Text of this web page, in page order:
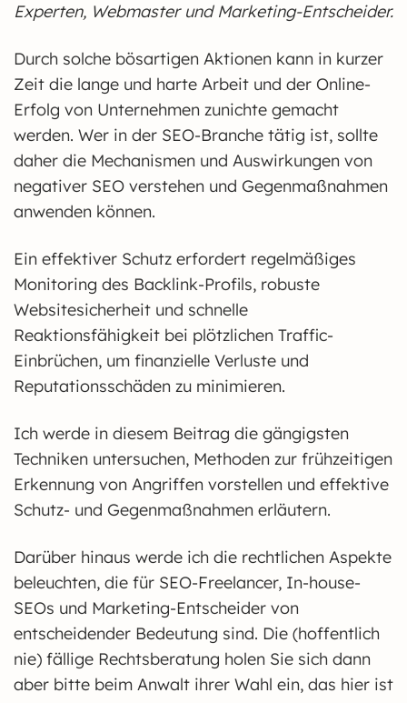
Experten, Webmaster und Marketing-Entscheider.
Durch solche bösartigen Aktionen kann in kurzer
Zeit die lange und harte Arbeit und der Online-
Erfolg von Unternehmen zunichte gemacht
werden. Wer in der SEO-Branche tätig ist, sollte
daher die Mechanismen und Auswirkungen von
negativer SEO verstehen und Gegenmaßnahmen
anwenden können.
Ein effektiver Schutz erfordert regelmäßiges
Monitoring des Backlink-Profils, robuste
Websitesicherheit und schnelle
Reaktionsfähigkeit bei plötzlichen Traffic-
Einbrüchen, um finanzielle Verluste und
Reputationsschäden zu minimieren.
Ich werde in diesem Beitrag die gängigsten
Techniken untersuchen, Methoden zur frühzeitigen
Erkennung von Angriffen vorstellen und effektive
Schutz- und Gegenmaßnahmen erläutern.
Darüber hinaus werde ich die rechtlichen Aspekte
beleuchten, die für SEO-Freelancer, In-house-
SEOs und Marketing-Entscheider von
entscheidender Bedeutung sind. Die (hoffentlich
nie) fällige Rechtsberatung holen Sie sich dann
aber bitte beim Anwalt ihrer Wahl ein, das hier ist